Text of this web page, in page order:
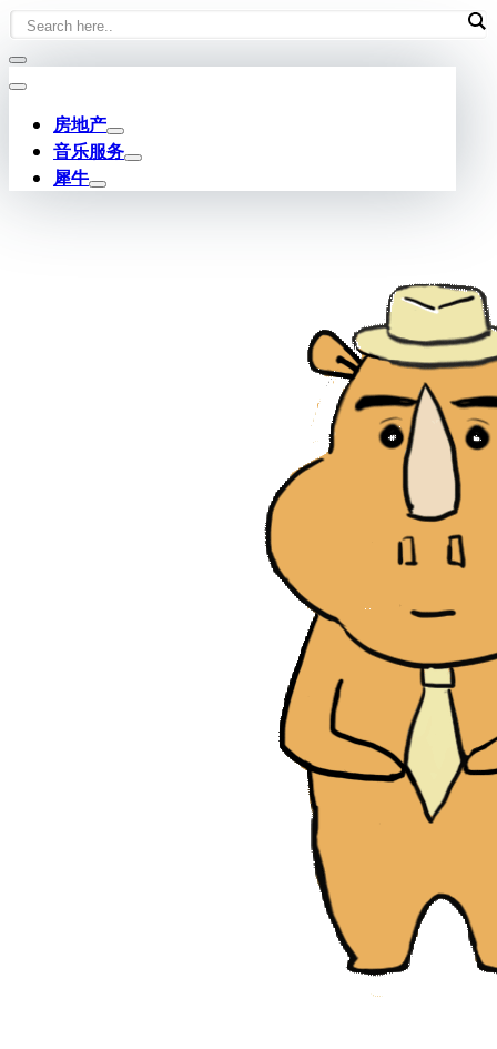
Skip
content
房地产
音乐服务
犀牛